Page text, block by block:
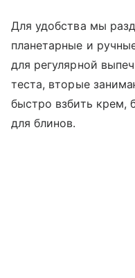
Для удобства мы
планетарные и
для регулярной
теста, вторые
быстро взбить крем,
для блинов.